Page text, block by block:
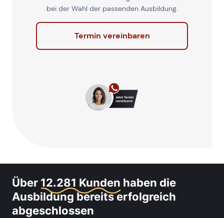
bei der Wahl der passenden Ausbildung.
Termin vereinbaren
Über 12.281 Kunden haben die
Ausbildung bereits erfolgreich
abgeschlossen